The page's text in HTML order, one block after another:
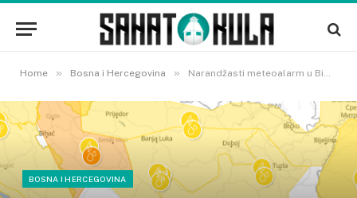
Home » Bosna i Hercegovina » Narandžasti meteoalarm u BiH: Sutra obilne padavine i jaki udari vjetra, izdato upozorenje za poplave
BOSNA I HERCEGOVINA